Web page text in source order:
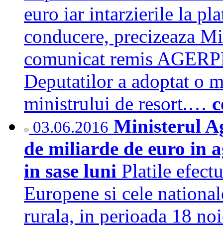
euro iar intarzierile la
conducere, precizeaza
comunicat remis
Deputatilor a adoptat o
ministrului de resort.…
03.06.2016 Ministerul
de miliarde de euro in
in sase luni Platile
Europene si cele
rurala, in perioada 18